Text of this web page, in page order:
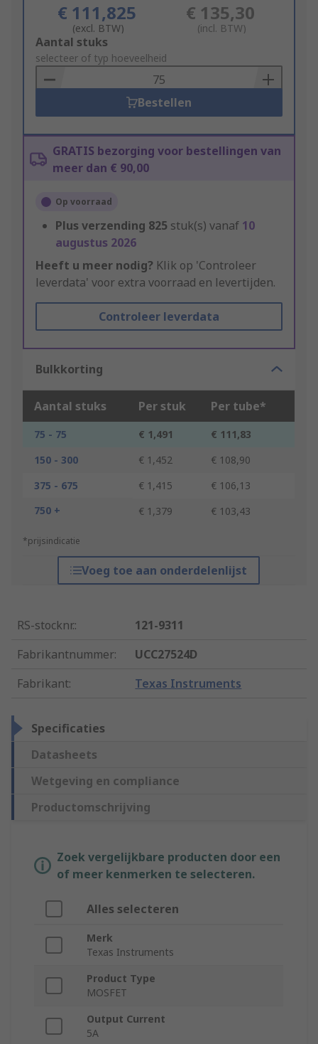
€ 111,825
(excl. BTW)
€ 135,30
(incl. BTW)
Add
to
Basket
Aantal stuks
selecteer of typ hoeveelheid
Bestellen
GRATIS bezorging voor bestellingen van
meer dan € 90,00
Op voorraad
Plus verzending 825 stuk(s) vanaf 10
augustus 2026
Heeft u meer nodig? Klik op 'Controleer
leverdata' voor extra voorraad en levertijden.
Controleer leverdata
Bulkkorting
Aantal stuks Per stuk Per tube*
75 - 75 € 1,491
€ 111,83
150 - 300
€ 1,452
€ 108,90
375 - 675
€ 1,415
€ 106,13
750 +
€ 1,379 € 103,43
*prijsindicatie
Voeg toe aan onderdelenlijst
RS-stocknr.:
121-9311
Fabrikantnummer:
UCC27524D
Fabrikant: Texas Instruments
Specificaties
Datasheets
Wetgeving en compliance
Productomschrijving
Zoek vergelijkbare producten door een
of meer kenmerken te selecteren.
Alles selecteren
Merk
Texas Instruments
Product Type
MOSFET
Output Current
5A